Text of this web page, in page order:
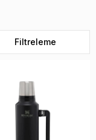
Filtreleme